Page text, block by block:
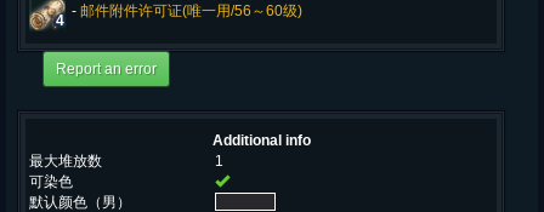
4
- 邮件附件许可证(唯一用/56～60级)
Additional info
最大堆放数
1
可染色
默认颜色（男）